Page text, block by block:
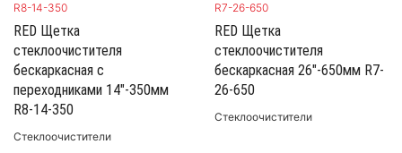
R8-14-350
RED Щетка
стеклоочистителя
бескаркасная с
переходниками 14"-350мм
R8-14-350
Стеклоочистители
R7-26-650
RED Щетка
стеклоочистителя
бескаркасная 26"-650мм R7-
26-650
Стеклоочистители